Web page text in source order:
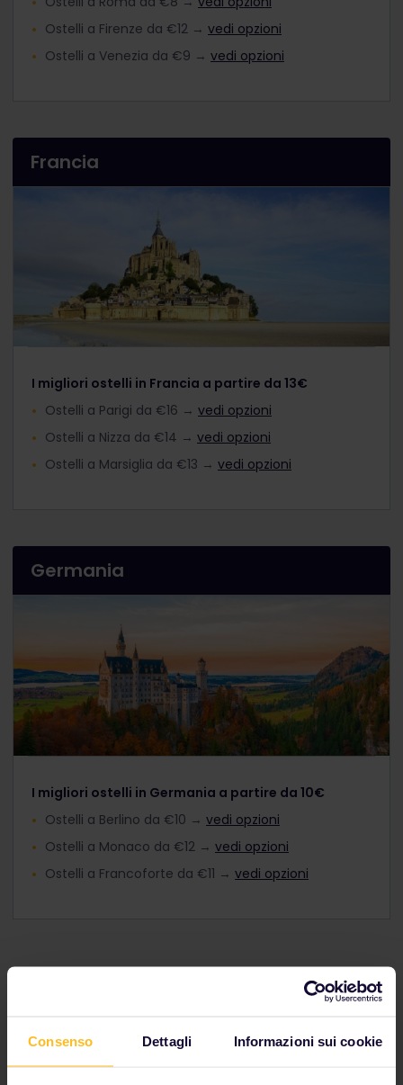
Consenso Dettagli Informazioni sui cookie
Ostelli a Firenze da €12 → vedi opzioni
Ostelli a Venezia da €9 → vedi opzioni
Francia
I migliori ostelli in Francia a partire da 13€
Ostelli a Parigi da €16 → vedi opzioni
Ostelli a Nizza da €14 → vedi opzioni
Ostelli a Marsiglia da €13 → vedi opzioni
Germania
I migliori ostelli in Germania a partire da 10€
Ostelli a Berlino da €10 → vedi opzioni
Ostelli a Monaco da €12 → vedi opzioni
Ostelli a Francoforte da €11 → vedi opzioni
Favolosi ostelli per tutti i tipi di